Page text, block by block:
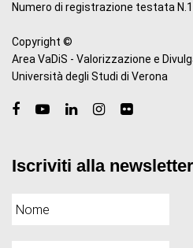
Numero di registrazione testata
Copyright ©
Area VaDiS - Valorizzazione e
Università degli Studi di Verona
Iscriviti alla newsletter